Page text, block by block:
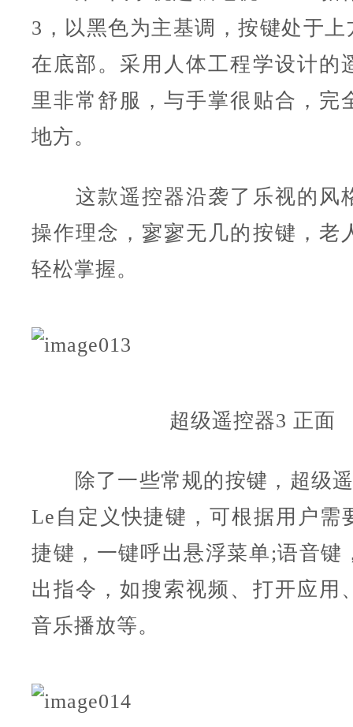
3，以黑色为主基调，按键处于上
在底部。采用人体工程学设计的
里非常舒服，与手掌很贴合，完
地方。
这款遥控器沿袭了乐视的风
操作理念，寥寥无几的按键，老
轻松掌握。
超级遥控器3 正面
除了一些常规的按键，超级遥
Le自定义快捷键，可根据用户需
捷键，一键呼出悬浮菜单;语音键
出指令，如搜索视频、打开应用
音乐播放等。